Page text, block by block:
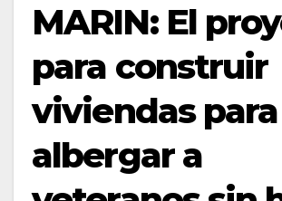
MARIN: El
para construir
viviendas para
albergar a